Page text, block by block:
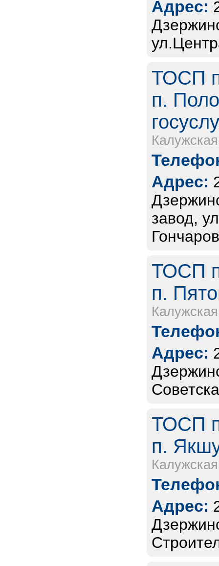
Адрес:
ТОСП
п.
Адрес:
завод,
ТОСП
п.
Адрес:
ТОСП
п.
Адрес: